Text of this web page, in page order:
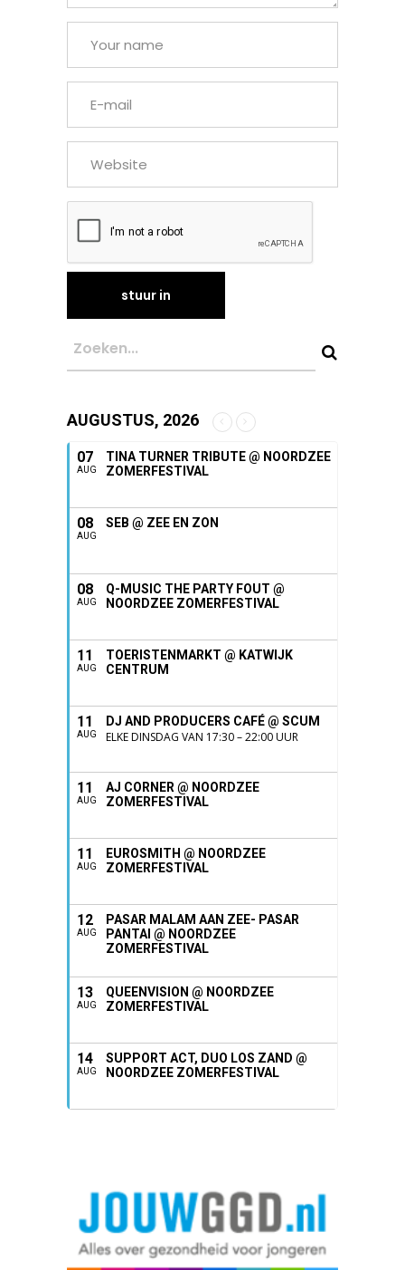
AUGUSTUS, 2026
07
AUG
TINA TURNER TRIBUTE @ NOORDZEE
ZOMERFESTIVAL
08
AUG
SEB @ ZEE EN ZON
08
AUG
Q-MUSIC THE PARTY FOUT @
NOORDZEE ZOMERFESTIVAL
11
AUG
TOERISTENMARKT @ KATWIJK
CENTRUM
11
AUG
DJ AND PRODUCERS CAFÉ @ SCUM
ELKE DINSDAG VAN 17:30 – 22:00 UUR
11
AUG
AJ CORNER @ NOORDZEE
ZOMERFESTIVAL
11
AUG
EUROSMITH @ NOORDZEE
ZOMERFESTIVAL
12
AUG
PASAR MALAM AAN ZEE- PASAR
PANTAI @ NOORDZEE
ZOMERFESTIVAL
13
AUG
QUEENVISION @ NOORDZEE
ZOMERFESTIVAL
14
AUG
SUPPORT ACT, DUO LOS ZAND @
NOORDZEE ZOMERFESTIVAL